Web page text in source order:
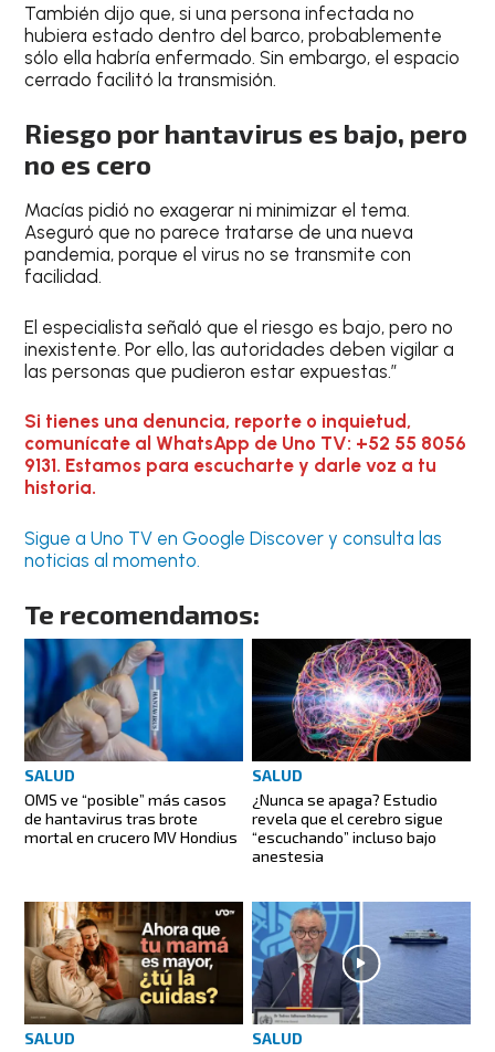
También dijo que, si una persona infectada no
hubiera estado dentro del barco, probablemente
sólo ella habría enfermado. Sin embargo, el espacio
cerrado facilitó la transmisión.
Riesgo por hantavirus es bajo, pero
no es cero
Macías pidió no exagerar ni minimizar el tema.
Aseguró que no parece tratarse de una nueva
pandemia, porque el virus no se transmite con
facilidad.
El especialista señaló que el riesgo es bajo, pero no
inexistente. Por ello, las autoridades deben vigilar a
las personas que pudieron estar expuestas.”
Si tienes una denuncia, reporte o inquietud,
comunícate al WhatsApp de Uno TV: +52 55 8056
9131. Estamos para escucharte y darle voz a tu
historia.
Sigue a Uno TV en Google Discover y consulta las
noticias al momento.
Te recomendamos:
SALUD
OMS ve “posible” más casos
de hantavirus tras brote
mortal en crucero MV Hondius
SALUD
¿Nunca se apaga? Estudio
revela que el cerebro sigue
“escuchando” incluso bajo
anestesia
SALUD
SALUD